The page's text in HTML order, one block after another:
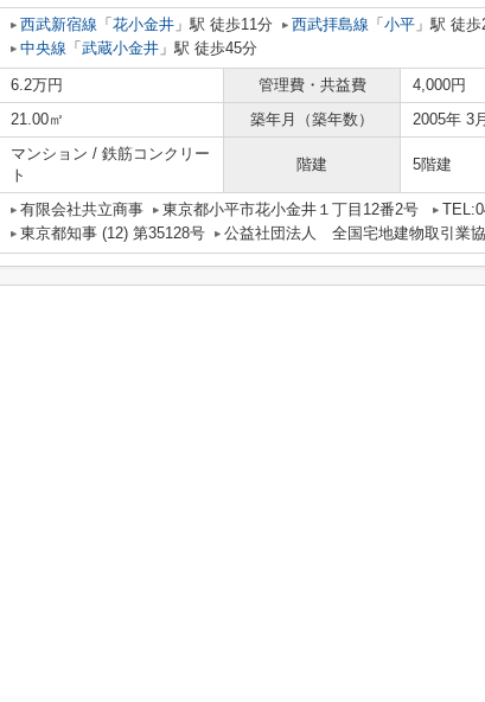
西武新宿線 「 花小金井 」駅 徒歩11分 西武拝島線 「 小平 」駅 徒歩
中央線 「 武蔵小金井 」駅 徒歩45分
6.2万円 管理費・共益費
4,000円
21.00㎡ 築年月（築年数） 2005年 3
マンション / 鉄筋コンクリー
ト
階建 5階建
有限会社共立商事 東京都小平市花小金井１丁目12番2号
東京都知事 (12) 第35128号
公益社団法人 全国宅地建物取引業